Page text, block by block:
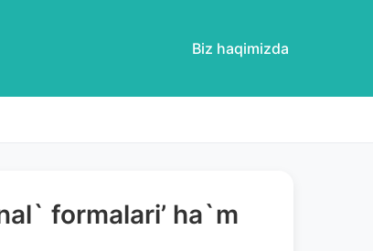
Biz haqimizda
formalari’ ha`m